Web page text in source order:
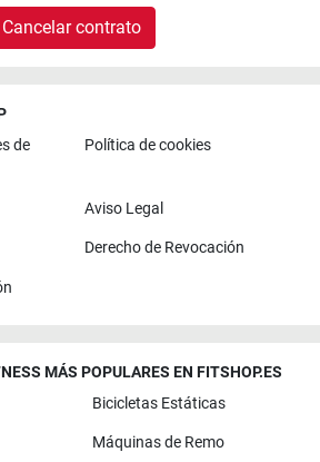
Cancelar contrato
de
Política de cookies
Aviso Legal
Derecho de Revocación
MÁS POPULARES EN FITSHOP.ES
Bicicletas Estáticas
Máquinas de Remo